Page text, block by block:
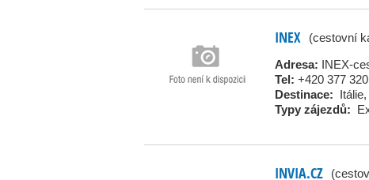
INEX
(cestovní
Adresa: INEX-
Tel: +420 377
Destinace: Itálie,
Typy zájezdů:
INVIA.CZ